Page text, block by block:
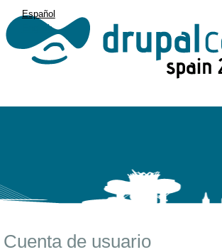
Español
English
Cuenta de usuario